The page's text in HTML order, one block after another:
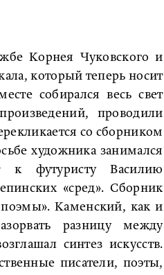
Корнея Чуковского и
который теперь носит
собирался весь свет
проводили
со сборником
художника занимался
к футуристу Василию
«сред». Сборник
поэмы». Каменский, как и
разницу между
синтез искусств.
писатели, поэты,